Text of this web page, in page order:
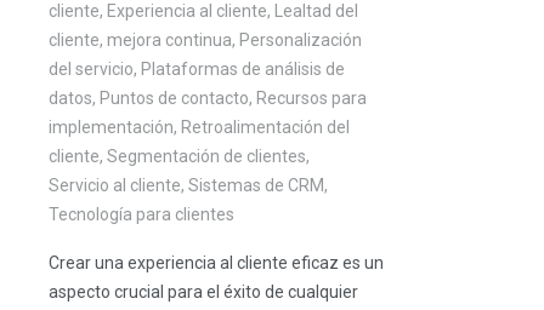
cliente, Experiencia al cliente,
Lealtad del
cliente, mejora continua, Personalización
del servicio, Plataformas de análisis de
datos, Puntos de contacto, Recursos para
implementación, Retroalimentación del
cliente, Segmentación de clientes,
Servicio al cliente, Sistemas de CRM,
Tecnología para clientes
Crear una experiencia al cliente eficaz es un
aspecto crucial para el éxito de cualquier